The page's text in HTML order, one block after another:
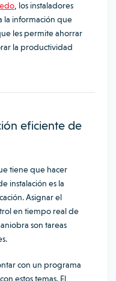
, los instaladores
la información que
les permite ahorrar
la productividad
eficiente de
tiene que hacer
instalación es la
Asignar el
en tiempo real de
son tareas
con un programa
estos temas. El